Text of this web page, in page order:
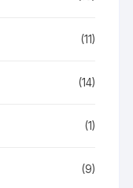
(11)
(14)
(1)
(9)